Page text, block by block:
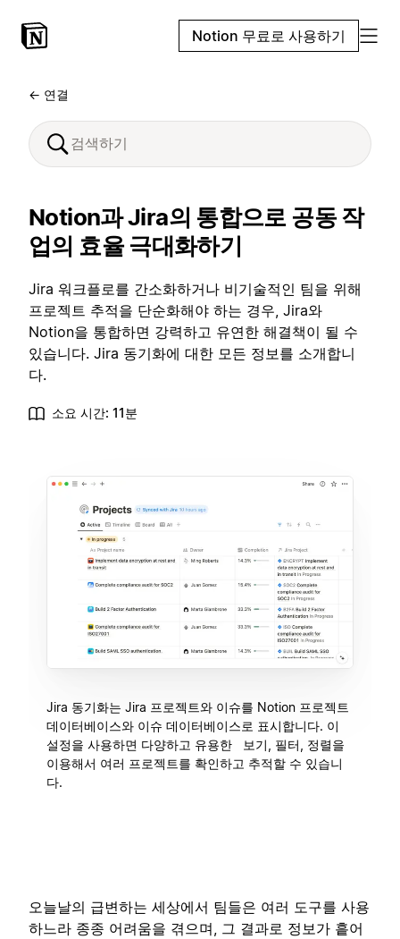
Notion 무료로 사용하기
← 연결
Notion과 Jira의 통합으로 공동 작
업의 효율 극대화하기
Jira 워크플로를 간소화하거나 비기술적인 팀을 위해
프로젝트 추적을 단순화해야 하는 경우, Jira와
Notion을 통합하면 강력하고 유연한 해결책이 될 수
있습니다. Jira 동기화에 대한 모든 정보를 소개합니
다.
소요 시간: 11분
Jira 동기화는 Jira 프로젝트와 이슈를 Notion 프로젝트
데이터베이스와 이슈 데이터베이스로 표시합니다. 이
설정을 사용하면 다양하고 유용한 보기, 필터, 정렬을
이용해서 여러 프로젝트를 확인하고 추적할 수 있습니
다.
오늘날의 급변하는 세상에서 팀들은 여러 도구를 사용
하느라 종종 어려움을 겪으며, 그 결과로 정보가 흩어